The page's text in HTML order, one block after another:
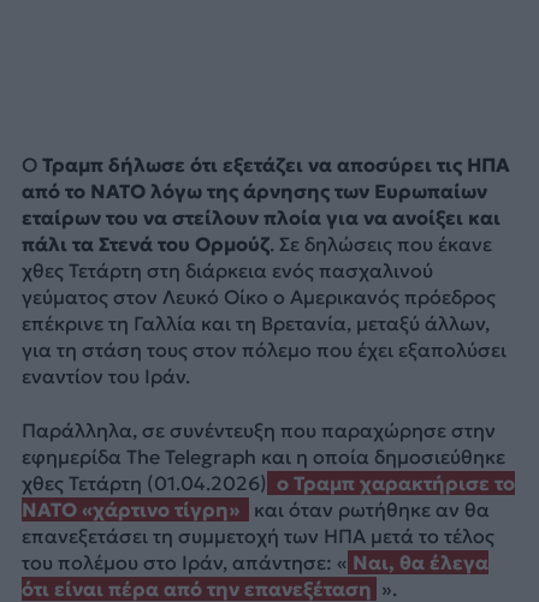
ΟΤραμπ δήλωσε ότι εξετάζει να αποσύρει τις ΗΠΑ
από το NATO λόγω της άρνησης των Ευρωπαίων
εταίρων του να στείλουν πλοία για να ανοίξει και
πάλι τα Στενά του Ορμούζ. Σε δηλώσεις που έκανε
χθες Τετάρτη στη διάρκεια ενός πασχαλινού
γεύματος στον Λευκό Οίκο ο Αμερικανός πρόεδρος
επέκρινε τη Γαλλία και τη Βρετανία, μεταξύ άλλων,
για τη στάση τους στον πόλεμο που έχει εξαπολύσει
εναντίον του Ιράν.
Παράλληλα, σε συνέντευξη που παραχώρησε στην
εφημερίδα The Telegraph και η οποία δημοσιεύθηκε
χθες Τετάρτη (01.04.2026) ο Τραμπ χαρακτήρισε το
NATO «χάρτινο τίγρη»
και όταν ρωτήθηκε αν θα
επανεξετάσει τη συμμετοχή των ΗΠΑ μετά το τέλος
του πολέμου στο Ιράν, απάντησε: « Ναι, θα έλεγα
ότι είναι πέρα από την επανεξέταση ».